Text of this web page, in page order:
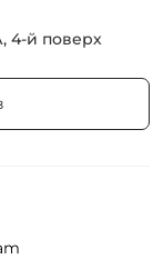
4-й поверх